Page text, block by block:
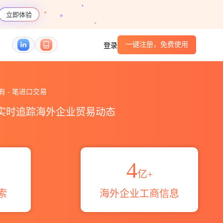
立即体验
登录 一键注册，免费使用
- 笔进口交易
时追踪海外企业贸易动态
4亿+
海外企业工商信息